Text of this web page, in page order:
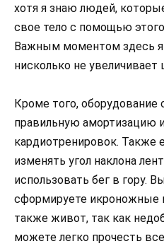
хотя я знаю людей,
свое тело с помощью
Важным моментом здесь
нисколько не увеличивает
Кроме того, оборудование
правильную амортизацию
кардиотренировок. Также
изменять угол наклона
использовать бег в гору.
сформируете
также живот, так как
можете легко прочесть